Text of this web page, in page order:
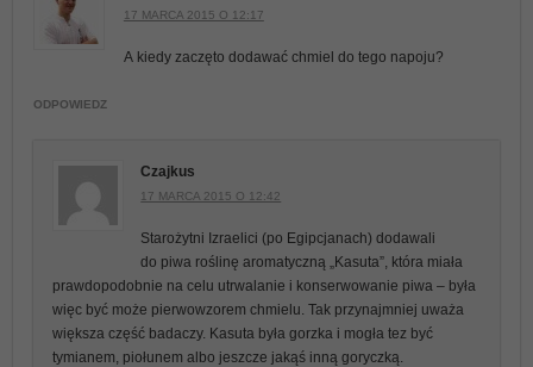
17 MARCA 2015 O 12:17
A kiedy zaczęto dodawać chmiel do tego napoju?
ODPOWIEDZ
Czajkus
17 MARCA 2015 O 12:42
Starożytni Izraelici (po Egipcjanach) dodawali
do piwa roślinę aromatyczną „Kasuta”, która miała
prawdopodobnie na celu utrwalanie i konserwowanie piwa – była
więc być może pierwowzorem chmielu. Tak przynajmniej uważa
większa część badaczy. Kasuta była gorzka i mogła tez być
tymianem, piołunem albo jeszcze jakąś inną goryczką.